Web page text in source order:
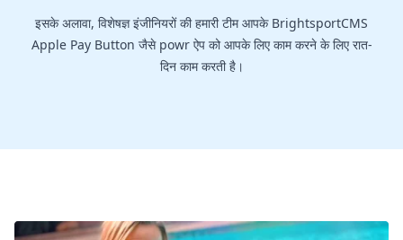
इसके अलावा, विशेषज्ञ इंजीनियरों की हमारी टीम आपके BrightsportCMS
Apple Pay Button जैसे powr ऐप को आपके लिए काम करने के लिए रात-
दिन काम करती है।